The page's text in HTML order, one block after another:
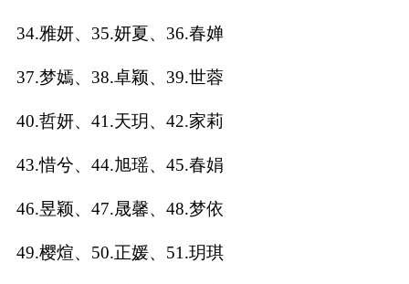
蛇年起名
龙年起名
兔年起名
虎年起名
取
名
34.雅妍、35.妍夏、36.春婵
37.梦嫣、38.卓颖、39.世蓉
40.哲妍、41.天玥、42.家莉
43.惜兮、44.旭瑶、45.春娟
46.昱颖、47.晟馨、48.梦依
49.樱煊、50.正媛、51.玥琪